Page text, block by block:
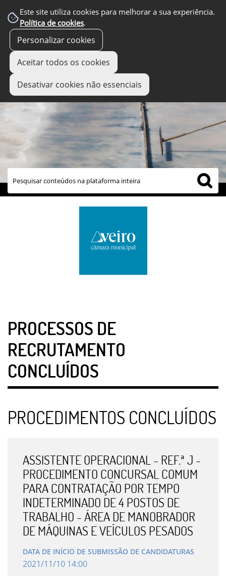
Este site utiliza cookies para melhorar a sua experiência.
Política de cookies.
Personalizar cookies
Aceitar todos os cookies
Desativar cookies não essenciais
links úteis
PROCESSOS DE
RECRUTAMENTO
CONCLUÍDOS
PROCEDIMENTOS CONCLUÍDOS
ASSISTENTE OPERACIONAL - REF.ª J -
PROCEDIMENTO CONCURSAL COMUM
PARA CONTRATAÇÃO POR TEMPO
INDETERMINADO DE 4 POSTOS DE
TRABALHO - ÁREA DE MANOBRADOR
DE MÁQUINAS E VEÍCULOS PESADOS
DATA DE INÍCIO DE SUBMISSÃO DE CANDIDATURAS
2021/11/10 14:00